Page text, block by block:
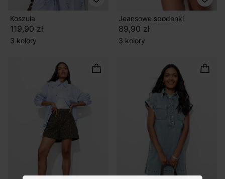
Koszula
119,90 zł
3 kolory
Jeansowe spodenki
89,90 zł
3 kolory